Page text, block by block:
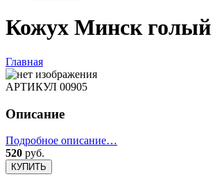
Кожух Минск голый
Главная
АРТИКУЛ 00905
Описание
Подробное описание…
520 руб.
КУПИТЬ